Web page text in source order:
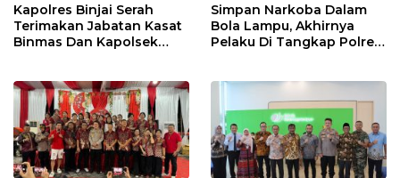
Kapolres Binjai Serah
Terimakan Jabatan Kasat
Binmas Dan Kapolsek
Simpan Narkoba Dalam
Bola Lampu, Akhirnya
Pelaku Di Tangkap Polres